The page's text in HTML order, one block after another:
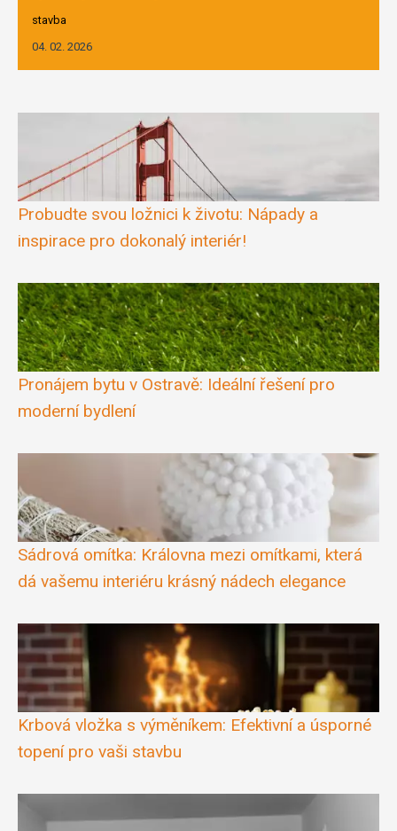
stavba
04. 02. 2026
Probudte svou ložnici k životu: Nápady a
inspirace pro dokonalý interiér!
Pronájem bytu v Ostravě: Ideální řešení pro
moderní bydlení
Sádrová omítka: Královna mezi omítkami, která
dá vašemu interiéru krásný nádech elegance
Krbová vložka s výměníkem: Efektivní a úsporné
topení pro vaši stavbu